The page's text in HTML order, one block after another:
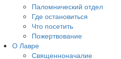
Паломнический отдел
Где остановиться
Что посетить
Пожертвование
О Лавре
Священноначалие